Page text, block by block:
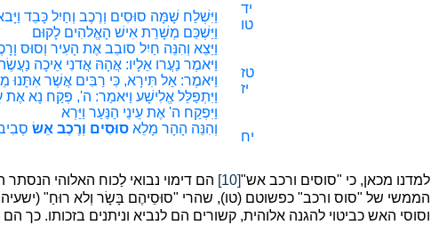
יד
טו
טז
יז
יח
וַיִּשְׁלַח שָׁמָּה סוּסִים וְרֶכֶב וְחַיִל כָּבֵד
וַיַּשְׁכֵּם מְשָׁרֵת אִישׁ הָאֱלהִים לָקוּם
וַיֵּצֵא וְהִנֵּה חַיִל סובֵב אֶת הָעִיר וְסוּס
וַיּאמֶר נַעֲרו אֵלָיו: אֲהָהּ אֲדנִי אֵיכָה
וַיּאמֶר: אַל תִּירָא, כִּי רַבִּים אֲשֶׁר אִתָּנוּ
וַיִּתְפַּלֵּל אֱלִישָׁע וַיּאמַר: ה', פְּקַח נָא אֶת
וַיִּפְקַח ה' אֶת עֵינֵי הַנַּעַר וַיַּרְא
וְהִנֵּה הָהָר מָלֵא סוּסִים וְרֶכֶב אֵשׂ
למדנו מכאן, כי "סוסים ורכב אש"[10] הם דימוי נבואי לַכוח האלוהי
הממשי של "סוס ורכב" כפשוטם (טו), שהרי "סוּסֵיהֶם בָּשָׂר וְלא רוּחַ"
וסוסי האש כביטוי להגנה אלוהית, קשורים הם לנביא וניתנים בזכותו.